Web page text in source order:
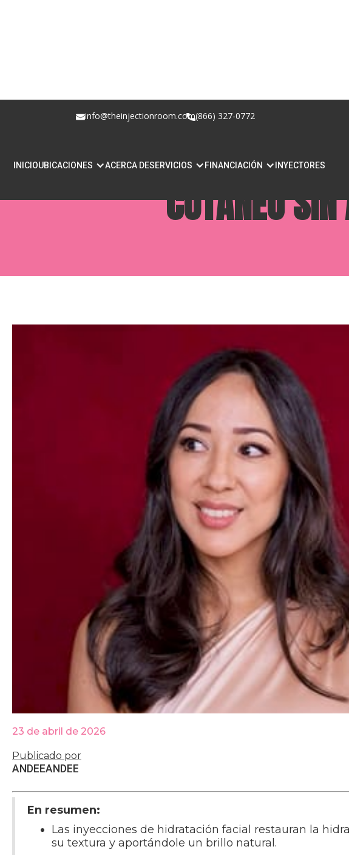
info@theinjectionroom.com(866) 327-0772
INICIOUBICACIONES ACERCA DESERVICIOS FINANCIACIÓN INYECTORES
INYECCIONES
CUTÁNEO
23 de abril de 2026
Publicado por
ANDEEANDEE
En resumen:
Las inyecciones de hidratación facial restauran la
su textura y aportándole un brillo natural.